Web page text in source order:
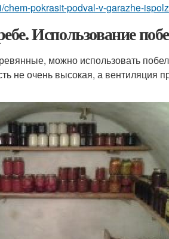
chem-pokrasit-podval-v-garazhe-
Использование
можно использовать
не очень высокая, а вентиляция